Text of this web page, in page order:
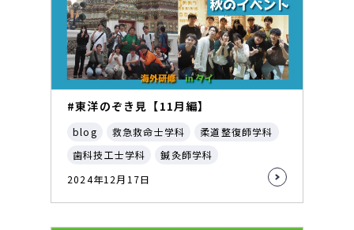
#東洋のぞき見【11月編】
blog 救急救命士学科
柔道整復師学科
歯科技工士学科
鍼灸師学科
2024年12月17日